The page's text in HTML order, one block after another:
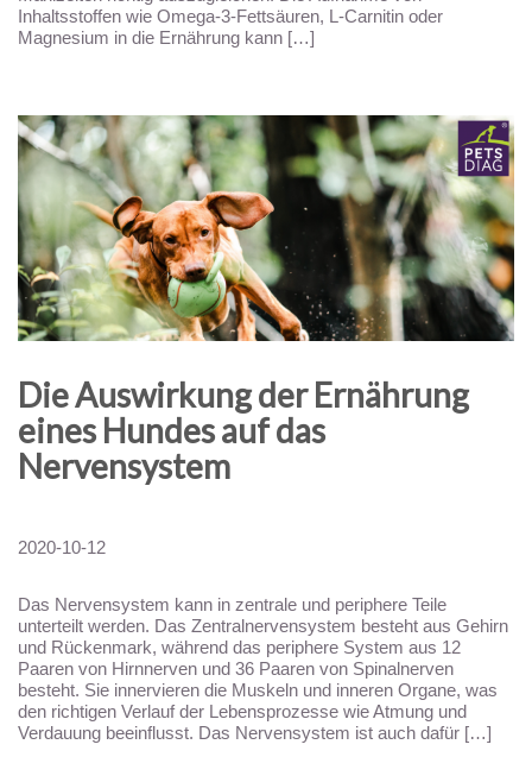
Inhaltsstoffen wie Omega-3-Fettsäuren, L-Carnitin oder
Magnesium in die Ernährung kann […]
Die Auswirkung der Ernährung
eines Hundes auf das
Nervensystem
2020-10-12
Das Nervensystem kann in zentrale und periphere Teile
unterteilt werden. Das Zentralnervensystem besteht aus Gehirn
und Rückenmark, während das periphere System aus 12
Paaren von Hirnnerven und 36 Paaren von Spinalnerven
besteht. Sie innervieren die Muskeln und inneren Organe, was
den richtigen Verlauf der Lebensprozesse wie Atmung und
Verdauung beeinflusst. Das Nervensystem ist auch dafür […]